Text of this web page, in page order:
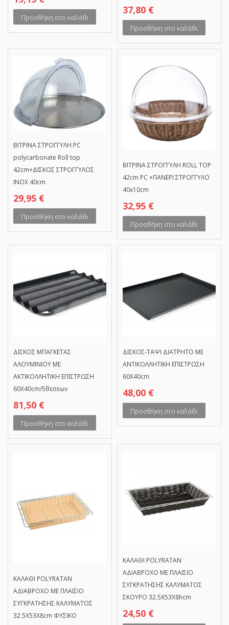
Προσθήκη στο καλάθι
37,80 €
Προσθήκη στο καλάθι
ΒΙΤΡΙΝΑ ΣΤΡΟΓΓΥΛΗ PC
polycarbonate Roll top
42cm+ΔΙΣΚΟΣ ΣΤΡΟΓΓΥΛΟΣ
ΙΝΟΧ 40cm
29,95 €
Προσθήκη στο καλάθι
ΒΙΤΡΙΝΑ ΣΤΡΟΓΓΥΛΗ ROLL TOP
42cm PC +ΠΑΝΕΡΙ ΣΤΡΟΓΓΥΛΟ
40x10cm
32,95 €
Προσθήκη στο καλάθι
ΔΙΣΚΟΣ ΜΠΑΓΚΕΤΑΣ
ΑΛΟΥΜΙΝΙΟΥ ΜΕ
ΑΚΤΙΚΟΛΛΗΤΙΚΗ ΕΠΙΣΤΡΩΣΗ
60Χ40cm/5θεσεων
81,50 €
Προσθήκη στο καλάθι
ΔΙΣΚΟΣ-ΤΑΨΙ ΔΙΑΤΡΗΤΟ ΜΕ
ΑΝΤΙΚΟΛΛΗΤΙΚΗ ΕΠΙΣΤΡΩΣΗ
60Χ40cm
48,00 €
Προσθήκη στο καλάθι
ΚΑΛΑΘΙ POLYRATAN
ΑΔΙΑΒΡΟΧΟ ΜΕ ΠΛΑΙΣΙΟ
ΣΥΓΚΡΑΤΗΣΗΣ ΚΑΛΥΜΑΤΟΣ
32.5Χ53Χ8cm ΦΥΣΙΚΟ
ΚΑΛΑΘΙ POLYRATAN
ΑΔΙΑΒΡΟΧΟ ΜΕ ΠΛΑΙΣΙΟ
ΣΥΓΚΡΑΤΗΣΗΣ ΚΑΛΥΜΑΤΟΣ
ΣΚΟΥΡΟ 32.5Χ53Χ8hcm
24,50 €